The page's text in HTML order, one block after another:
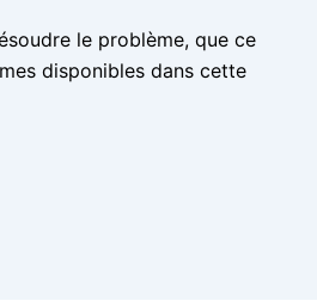
le problème, que ce
disponibles dans cette